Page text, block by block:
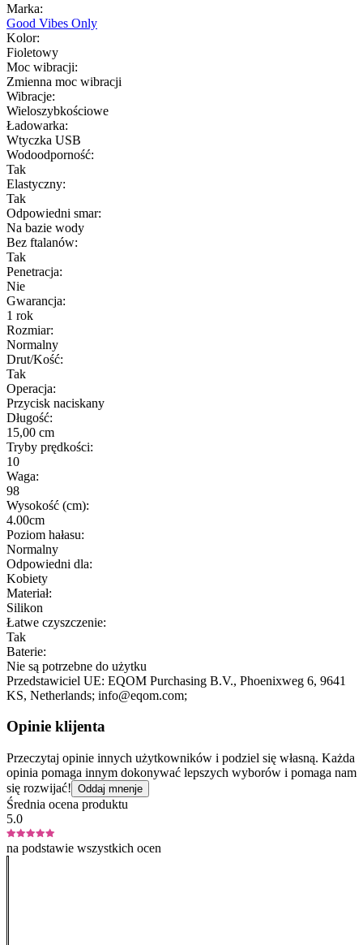
Marka:
Good Vibes Only
Kolor:
Fioletowy
Moc wibracji:
Zmienna moc wibracji
Wibracje:
Wieloszybkościowe
Ładowarka:
Wtyczka USB
Wodoodporność:
Tak
Elastyczny:
Tak
Odpowiedni smar:
Na bazie wody
Bez ftalanów:
Tak
Penetracja:
Nie
Gwarancja:
1 rok
Rozmiar:
Normalny
Drut/Kość:
Tak
Operacja:
Przycisk naciskany
Długość:
15,00 cm
Tryby prędkości:
10
Waga:
98
Wysokość (cm):
4.00cm
Poziom hałasu:
Normalny
Odpowiedni dla:
Kobiety
Materiał:
Silikon
Łatwe czyszczenie:
Tak
Baterie:
Nie są potrzebne do użytku
Przedstawiciel UE: EQOM Purchasing B.V., Phoenixweg 6, 9641
KS, Netherlands; info@eqom.com;
Opinie klijenta
Przeczytaj opinie innych użytkowników i podziel się własną. Każda
opinia pomaga innym dokonywać lepszych wyborów i pomaga nam
się rozwijać! Oddaj mnenje
Średnia ocena produktu
5.0
na podstawie wszystkich ocen